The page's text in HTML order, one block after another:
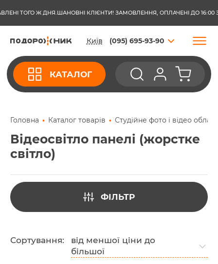
ШАНОВНІ КЛІЄНТИ! ЗАМОВЛЕННЯ, ОПЛАЧЕНІ ДО 16:00 З
ТОГО Ж ДНЯ.
Київ (095) 695-93-90
КАТАЛОГ
Головна Каталог товарів Студійне фото і відео
Відеосвітло панелі (жорстке
світло)
Сортування:
від меншої ціни до
більшої
ФІЛЬТР